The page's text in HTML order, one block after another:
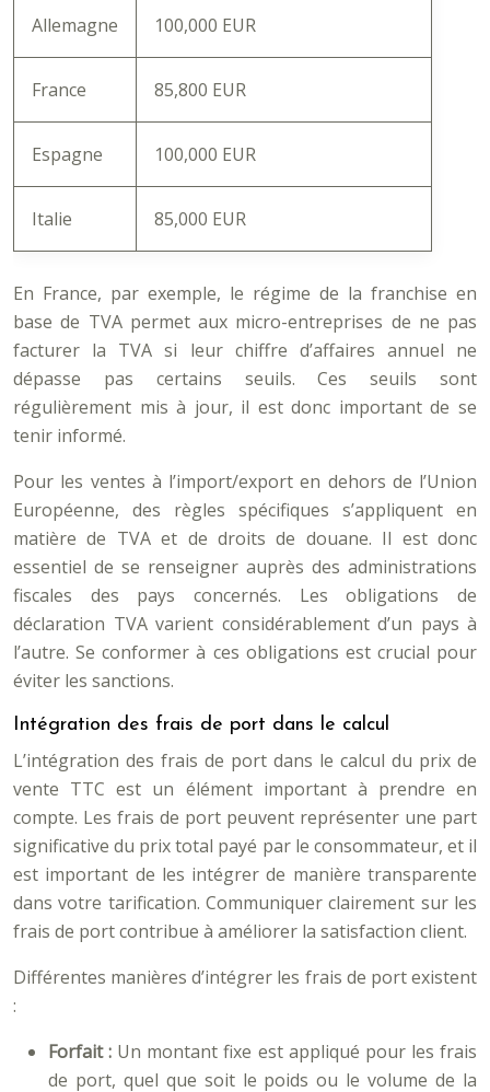
Allemagne 100,000 EUR
France 85,800 EUR
Espagne 100,000 EUR
Italie 85,000 EUR
En France, par exemple, le régime de la franchise en
base de TVA permet aux micro-entreprises de ne pas
facturer la TVA si leur chiffre d’affaires annuel ne
dépasse pas certains seuils. Ces seuils sont
régulièrement mis à jour, il est donc important de se
tenir informé.
Pour les ventes à l’import/export en dehors de l’Union
Européenne, des règles spécifiques s’appliquent en
matière de TVA et de droits de douane. Il est donc
essentiel de se renseigner auprès des administrations
fiscales des pays concernés. Les obligations de
déclaration TVA varient considérablement d’un pays à
l’autre. Se conformer à ces obligations est crucial pour
éviter les sanctions.
Intégration des frais de port dans le calcul
L’intégration des frais de port dans le calcul du prix de
vente TTC est un élément important à prendre en
compte. Les frais de port peuvent représenter une part
significative du prix total payé par le consommateur, et il
est important de les intégrer de manière transparente
dans votre tarification. Communiquer clairement sur les
frais de port contribue à améliorer la satisfaction client.
Différentes manières d’intégrer les frais de port existent
:
Forfait : Un montant fixe est appliqué pour les frais
de port, quel que soit le poids ou le volume de la